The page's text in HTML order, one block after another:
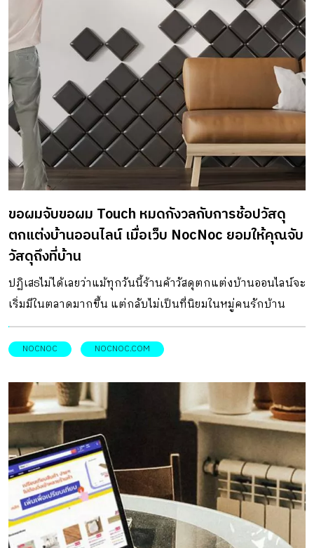
กรรมการผู้จัดการ บริษัทเบ็ตเตอร์บี มาร์เก็ตเพลส จำกัด หรือ
NocNoc ศูนย์รวมเฟอร์นิเจอร์และไอเดียแต่งบ้านออนไลน์ เปิด
เผยว่า มาตรการกระตุ้นเศรษฐกิจของภาครัฐ โครงการ “ช้อปดี
มีคืน” ในปี 2566 นี้ ถือเป็นทิศทางและสัญญาณที่ดีของภาพรวม
ตลาดอีคอมเมิร์ซ เพราะเป็นปีพิเศษที่กรมสรรพพากรได้
สนับสนุนการใช้ระบบใบกำกับภาษีอิเล็กทรอนิกส์ (e-Tax
Invoice) ที่ช่วยหนุนให้ประชาชนพร้อมจับจ่ายสินค้าได้ง่าย และ
สะดวกมากขึ้น โดยสามารถนำใบกำกับภาษีไปลดหย่อนภาษี
ตามยอดที่ซื้อจริงได้ […]
ขอผมจับขอผม Touch หมดกังวลกับการช้อปวัสดุ
ตกแต่งบ้านออนไลน์ เมื่อเว็บ NocNoc ยอมให้คุณจับ
วัสดุถึงที่บ้าน
ปฏิเสธไม่ได้เลยว่าแม้ทุกวันนี้ร้านค้าวัสดุตกแต่งบ้านออนไลน์จะ
เริ่มมีในตลาดมากขึ้น แต่กลับไม่เป็นที่นิยมในหมู่คนรักบ้าน
ขนาดนั้น ส่วนหนึ่งก็เพราะว่าแม้การซื้อวัสดุตกแต่งปรับปรุง
บ้านทางออนไลน์จะสะดวกสบาย ในแง่การไม่สิ้นเปลืองเวลาใน
เป็นเรื่องสำคัญไม่แพ้กัน ลองนึกถึงการช้อปปิ้งเสื้อผ้าออนไลน์
ที่หลายครั้งได้สร้างความผิดหวังให้กับผู้ซื้ออย่างเราๆ เพราะ
วัสดุที่ใช้ไม่เหมือนที่คิด สภาพของสินค้าหรือไซส์ที่ไม่ตรงกับ
ความต้องการ ทำให้เสียเวลาและเสียความรู้สึกไปอีกแบบ
ทั้งหมดมาจากการไม่ได้เห็นสินค้าตัวอย่างของจริงเท่านั้นเอง
แต่การซื้อเสื้อผ้าผิดสีผิดไซส์ราคาเพียง 500-1,000 บาท อาจ
กลายเป็นเรื่องเล็กไปเลย เมื่อเทียบกับการซื้อวัสดุตกแต่งบ้าน
อาทิ ไม้ปูพื้นลามิเนตหรือกระเบื้องปูผนัง ที่มีราคารวมหลาย
NOCNOC NOCNOC.COM